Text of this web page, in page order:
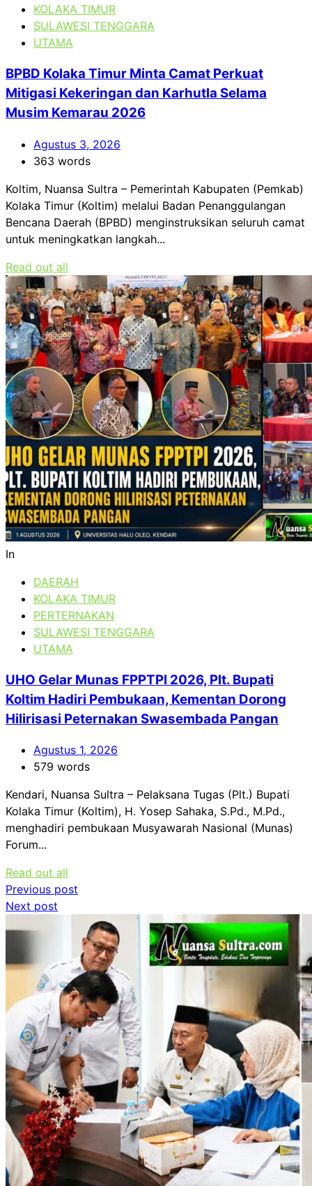
KOLAKA TIMUR
SULAWESI TENGGARA
UTAMA
BPBD Kolaka Timur Minta Camat Perkuat
Mitigasi Kekeringan dan Karhutla Selama
Musim Kemarau 2026
Agustus 3, 2026
363 words
Koltim, Nuansa Sultra – Pemerintah Kabupaten (Pemkab)
Kolaka Timur (Koltim) melalui Badan Penanggulangan
Bencana Daerah (BPBD) menginstruksikan seluruh camat
untuk meningkatkan langkah...
Read out all
In
DAERAH
KOLAKA TIMUR
PERTERNAKAN
SULAWESI TENGGARA
UTAMA
UHO Gelar Munas FPPTPI 2026, Plt. Bupati
Koltim Hadiri Pembukaan, Kementan Dorong
Hilirisasi Peternakan Swasembada Pangan
Agustus 1, 2026
579 words
Kendari, Nuansa Sultra – Pelaksana Tugas (Plt.) Bupati
Kolaka Timur (Koltim), H. Yosep Sahaka, S.Pd., M.Pd.,
menghadiri pembukaan Musyawarah Nasional (Munas)
Forum...
Read out all
Navigasi
pos
Previous post
Next post